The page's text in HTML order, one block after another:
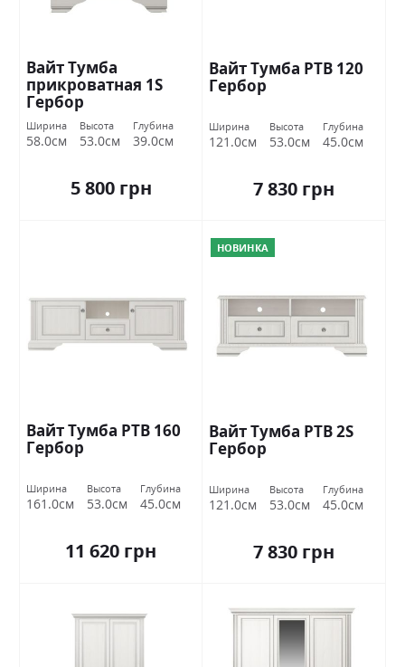
Вайт Тумба
прикроватная 1S
Гербор
Ширина
58.0см
Высота
53.0см
Глубина
39.0см
5 800 грн
Вайт Тумба РТВ 120
Гербор
Ширина
121.0см
Высота
53.0см
Глубина
45.0см
7 830 грн
Вайт Тумба РТВ 160
Гербор
Ширина
161.0см
Высота
53.0см
Глубина
45.0см
11 620 грн
НОВИНКА
Вайт Тумба РТВ 2S
Гербор
Ширина
121.0см
Высота
53.0см
Глубина
45.0см
7 830 грн